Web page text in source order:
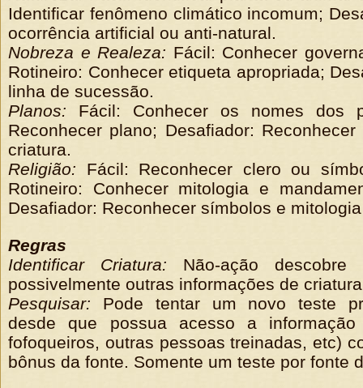
Identificar fenômeno climático incomum;
ocorrência artificial ou anti-natural.
Nobreza e Realeza: Fácil: Conhecer
Rotineiro: Conhecer etiqueta apropriada;
linha de sucessão.
Planos: Fácil: Conhecer os nomes dos
Reconhecer plano; Desafiador:
criatura.
Religião: Fácil: Reconhecer clero ou
Rotineiro: Conhecer mitologia e
Desafiador: Reconhecer símbolos e
Regras
Identificar Criatura: Não-ação
possivelmente outras informações de
Pesquisar: Pode tentar um novo teste
desde que possua acesso a informação
fofoqueiros, outras pessoas treinadas, etc)
bônus da fonte. Somente um teste por fonte